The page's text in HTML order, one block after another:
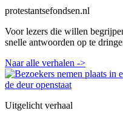
protestantsefondsen.nl
Voor lezers die willen
snelle antwoorden op te
Naar alle verhalen ->
Uitgelicht verhaal